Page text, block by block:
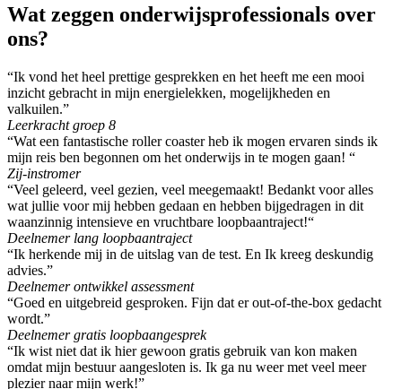
Wat zeggen onderwijsprofessionals over
ons?
“Ik vond het heel prettige gesprekken en het heeft me een mooi
inzicht gebracht in mijn energielekken, mogelijkheden en
valkuilen.”
Leerkracht groep 8
“Wat een fantastische roller coaster heb ik mogen ervaren sinds ik
mijn reis ben begonnen om het onderwijs in te mogen gaan! “
Zij-instromer
“Veel geleerd, veel gezien, veel meegemaakt! Bedankt voor alles
wat jullie voor mij hebben gedaan en hebben bijgedragen in dit
waanzinnig intensieve en vruchtbare loopbaantraject!“
Deelnemer lang loopbaantraject
“Ik herkende mij in de uitslag van de test. En Ik kreeg deskundig
advies.”
Deelnemer ontwikkel assessment
“Goed en uitgebreid gesproken. Fijn dat er out-of-the-box gedacht
wordt.”
Deelnemer gratis loopbaangesprek
“Ik wist niet dat ik hier gewoon gratis gebruik van kon maken
omdat mijn bestuur aangesloten is. Ik ga nu weer met veel meer
plezier naar mijn werk!”